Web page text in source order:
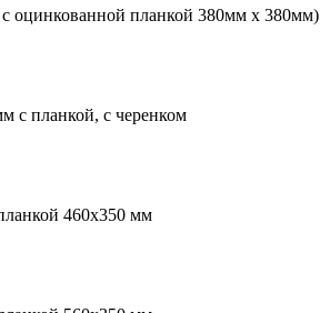
с оцинкованной планкой 380мм х 380мм)
с планкой, с черенком
460х350 мм